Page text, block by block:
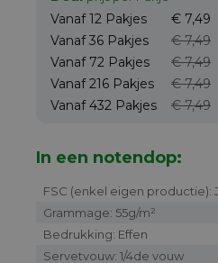
Vanaf 12 Pakjes
€ 7,49
Vanaf 36 Pakjes € 7,49
Vanaf 72 Pakjes € 7,49
Vanaf 216 Pakjes € 7,49
Vanaf 432 Pakjes € 7,49
In een notendop:
FSC (enkel eigen productie):
Grammage: 55g/m²
Bedrukking: Effen
Servetvouw: 1/4de vouw